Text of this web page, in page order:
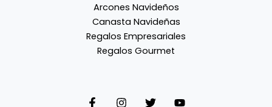
Arcones Navideños
Canasta Navideñas
Regalos Empresariales
Regalos Gourmet